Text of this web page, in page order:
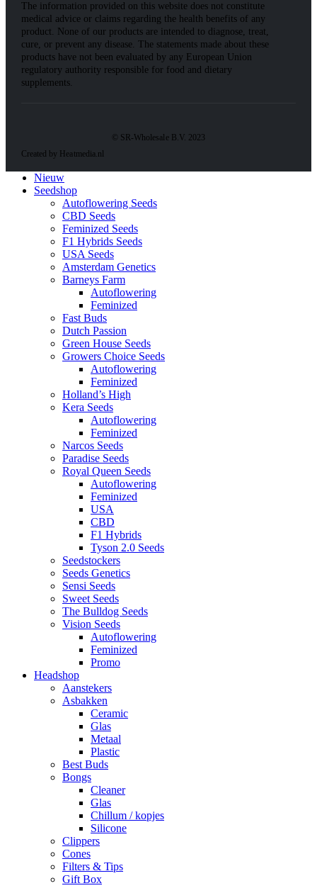
The information provided on this website does not constitute
medical advice or claims regarding the health benefits of any
product. None of our products are intended to diagnose, treat,
cure, or prevent any disease. The statements made about these
products have not been evaluated by any European Union
regulatory authority responsible for food and dietary
supplements.
© SR-Wholesale B.V. 2023
Created by Heatmedia.nl
Nieuw
Seedshop
Autoflowering Seeds
CBD Seeds
Feminized Seeds
F1 Hybrids Seeds
USA Seeds
Amsterdam Genetics
Barneys Farm
Autoflowering
Feminized
Fast Buds
Dutch Passion
Green House Seeds
Growers Choice Seeds
Autoflowering
Feminized
Holland’s High
Kera Seeds
Autoflowering
Feminized
Narcos Seeds
Paradise Seeds
Royal Queen Seeds
Autoflowering
Feminized
USA
CBD
F1 Hybrids
Tyson 2.0 Seeds
Seedstockers
Seeds Genetics
Sensi Seeds
Sweet Seeds
The Bulldog Seeds
Vision Seeds
Autoflowering
Feminized
Promo
Headshop
Aanstekers
Asbakken
Ceramic
Glas
Metaal
Plastic
Best Buds
Bongs
Cleaner
Glas
Chillum / kopjes
Silicone
Clippers
Cones
Filters & Tips
Gift Box